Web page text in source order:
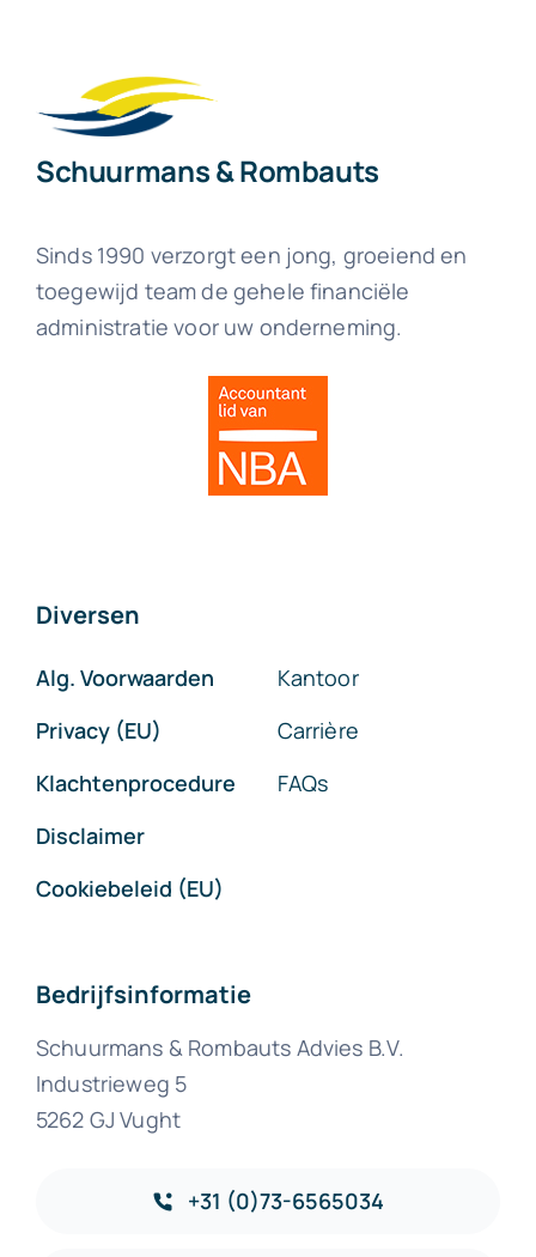
Schuurmans & Rombauts
Sinds 1990 verzorgt een jong, groeiend en
toegewijd team de gehele financiële
administratie voor uw onderneming.
Diversen
Alg. Voorwaarden
Privacy (EU)
Klachtenprocedure
Disclaimer
Cookiebeleid (EU)
Kantoor
Carrière
FAQs
Bedrijfsinformatie
Schuurmans & Rombauts Advies B.V.
Industrieweg 5
5262 GJ Vught
+31 (0)73-6565034